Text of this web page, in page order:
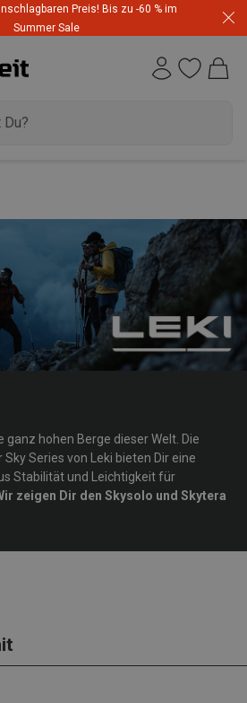
Preis! Bis zu -60 % im
Summer Sale
ganz hohen Berge dieser Welt. Die
Series von Leki bieten Dir eine
Stabilität und Leichtigkeit für
zeigen Dir den Skysolo und Skytera